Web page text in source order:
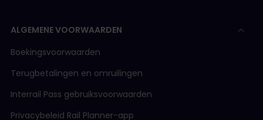
ALGEMENE VOORWAARDEN
Boekingsvoorwaarden
Terugbetalingen en omruilingen
Interrail Pass gebruiksvoorwaarden
Privacybeleid Rail Planner-app